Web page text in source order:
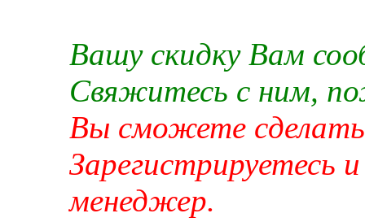
Вашу скидку Вам
Свяжитесь с ним,
Вы сможете сделать
Зарегистрируетесь
менеджер.